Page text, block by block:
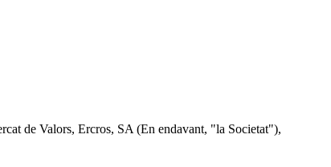
de Valors, Ercros, SA (En endavant, "la Societat"),